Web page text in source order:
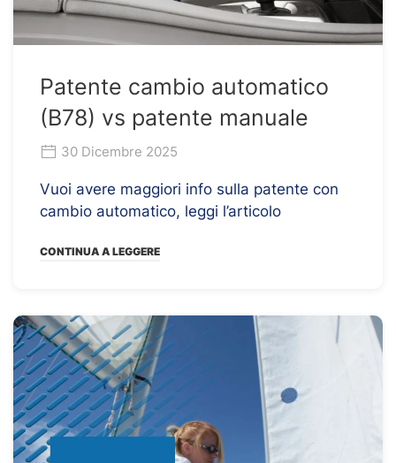
Patente cambio automatico
(B78) vs patente manuale
30 Dicembre 2025
Vuoi avere maggiori info sulla patente con
cambio automatico, leggi l’articolo
CONTINUA A LEGGERE